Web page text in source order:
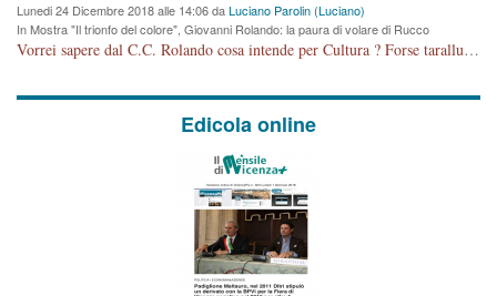
Lunedi 24 Dicembre 2018 alle 14:06 daLuciano Parolin (Luciano)
In Mostra "Il trionfo del colore", Giovanni Rolando: la paura di volare di Rucco
Vorrei sapere dal C.C. Rolando cosa intende per Cultura ? Forse tarallucci, vino e sagre, o spaghetti tricolori del PD ? Il continuo (s)parlare della mostra a Palazzo Chiericati caro consigliere DANNEGGIA FORTEMENTE l'immagine della città TUTTA e fa deviare i consensi che in RUSSIA (badi bene ex U.R.S.S.) sono ECCELLENTI. A livello artistico l'evento è di alta Valenza culturale, COMPITO di Tutta la Cittadinanza fare il possibile per propagandare l'iniziativa senza farne UN CASO PARTITICO come fa Lei da sempre. Meno Gazebo + Partecipazione! E così sia. Amen.
Edicola online